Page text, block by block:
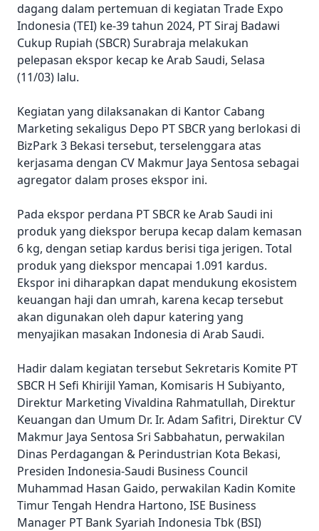
dagang dalam pertemuan di kegiatan Trade Expo
Indonesia (TEI) ke-39 tahun 2024, PT Siraj Badawi
Cukup Rupiah (SBCR) Surabraja melakukan
pelepasan ekspor kecap ke Arab Saudi, Selasa
(11/03) lalu.
Kegiatan yang dilaksanakan di Kantor Cabang
Marketing sekaligus Depo PT SBCR yang berlokasi di
BizPark 3 Bekasi tersebut, terselenggara atas
kerjasama dengan CV Makmur Jaya Sentosa sebagai
agregator dalam proses ekspor ini.
Pada ekspor perdana PT SBCR ke Arab Saudi ini
produk yang diekspor berupa kecap dalam kemasan
6 kg, dengan setiap kardus berisi tiga jerigen. Total
produk yang diekspor mencapai 1.091 kardus.
Ekspor ini diharapkan dapat mendukung ekosistem
keuangan haji dan umrah, karena kecap tersebut
akan digunakan oleh dapur katering yang
menyajikan masakan Indonesia di Arab Saudi.
Hadir dalam kegiatan tersebut Sekretaris Komite PT
SBCR H Sefi Khirijil Yaman, Komisaris H Subiyanto,
Direktur Marketing Vivaldina Rahmatullah, Direktur
Keuangan dan Umum Dr. Ir. Adam Safitri, Direktur CV
Makmur Jaya Sentosa Sri Sabbahatun, perwakilan
Dinas Perdagangan & Perindustrian Kota Bekasi,
Presiden Indonesia-Saudi Business Council
Muhammad Hasan Gaido, perwakilan Kadin Komite
Timur Tengah Hendra Hartono, ISE Business
Manager PT Bank Syariah Indonesia Tbk (BSI)